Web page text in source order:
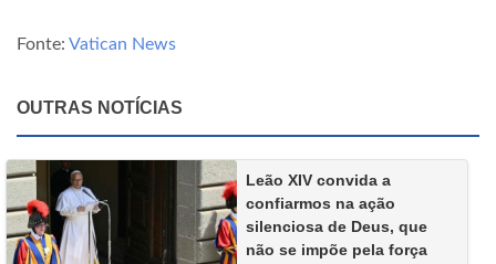
Fonte: Vatican News
OUTRAS NOTÍCIAS
Leão XIV convida a
confiarmos na ação
silenciosa de Deus, que
não se impõe pela força